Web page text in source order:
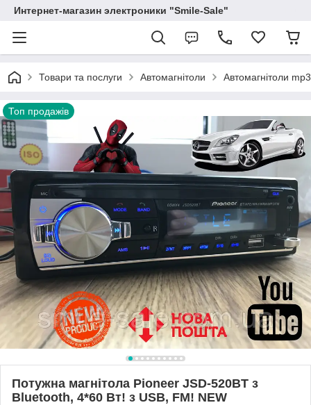
Интернет-магазин электроники "Smile-Sale"
Товари та послуги Автомагнітоли Автомагнітоли
Топ продажів
Потужна магнітола Pioneer JSD-520BT з
Bluetooth, 4*60 Вт! з USB, FM! NEW